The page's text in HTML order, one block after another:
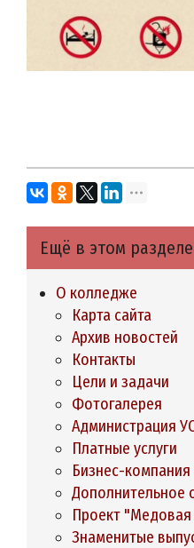
Ещё в этом разделе
О колледже
Карта сайта
Архив новостей
Контакты
Цели и задачи
Фотогалерея
Администрация
Платные услуги
Бизнес-
Проект
Знаменитые